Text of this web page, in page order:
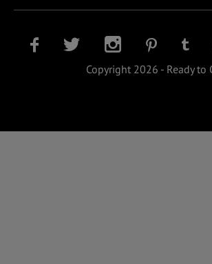
Copyright 2026 - Ready to